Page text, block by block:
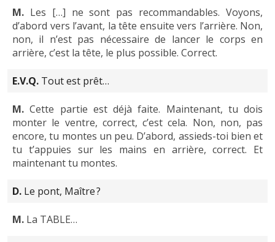
M. Les […] ne sont pas recommandables. Voyons,
d’abord vers l’avant, la tête ensuite vers l’arrière. Non,
non, il n’est pas nécessaire de lancer le corps en
arrière, c’est la tête, le plus possible. Correct.
E.V.Q. Tout est prêt…
M. Cette partie est déjà faite. Maintenant, tu dois
monter le ventre, correct, c’est cela. Non, non, pas
encore, tu montes un peu. D’abord, assieds-toi bien et
tu t’appuies sur les mains en arrière, correct. Et
maintenant tu montes.
D. Le pont, Maître ?
M. La TABLE…